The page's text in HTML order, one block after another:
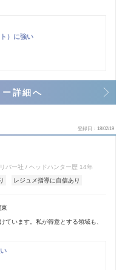
）に強い
詳細へ
登録日 18/02/19
バー社
ヘッドハンター歴 14年
レジュメ指導に自信あり
東
ています。私が得意とする領域も、